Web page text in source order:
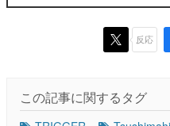
反応
この記事に関するタグ